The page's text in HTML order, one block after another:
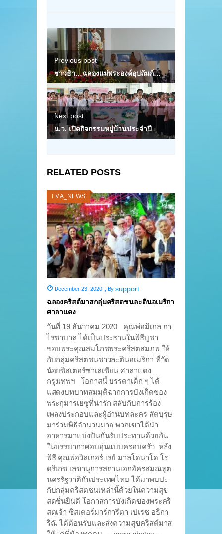
Previous post
ชาวธิา…ฉลองแม่พระองค์อุปถัมภ์…
Next post
น.ว. เปิดกิจกรรมหมู่บ้านประจำปี
RELATED POSTS
FMA_NEWS
December 23, 2020 By support
ฉลองคริสต์มาสกลุ่มคริสตชนละตินอเมริกา
ศาลาแดง
วันที่ 19 ธันวาคม 2020 คุณพ่อมิเกล กา
ไรซาบาล ได้เป็นประธานในพิธีบูชา
ขอบพระคุณสมโภชพระคริสตสมภพ ให้
กับกลุ่มคริสตชนชาวละตินอเมริกา ที่วัด
น้อยซิสเตอร์ซาเลเซียน ศาลาแดง
กรุงเทพฯ โอกาสนี้ บรรดาเด็ก ๆ ได้
แสดงบทบาทสมมุติฉากการบังเกิดของ
พระกุมารเยซูที่น่ารัก สลับกับการร้อง
เพลงประกอบและผู้อ่านบทละคร สัตบุรุษ
มาร่วมพิธีจำนวนมาก พวกเขาได้นำ
อาหารมาแบ่งปันกันรับประทานด้วยกัน
ในบรรยากาศอบอุ่นแบบครอบครัว หลัง
พิธี คุณพ่อวิลเกอร์ เรย์ มาลโดนาโด โร
ดริเกซ เลขานุการสถานเอกอัครสมณทูต
นครรัฐวาติกันประเทศไทย ได้มาพบปะ
กับกลุ่มคริสตชนเหล่านี้ด้วยในความสุข
สดชื่นยินดี โอกาสการบังเกิดของพระคริ
สตเจ้า ซิสเตอร์มาร์การีตา เปเรซ อธิกา
ริณี ได้ต้อนรับและส่งความสุขคริสต์มาส